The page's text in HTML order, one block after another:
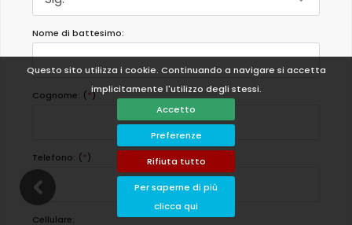
Questo sito utilizza i cookie. Continuando a navigare si accetta
implicitamente l'utilizzo degli stessi.
Accetto
Preferenze
Rifiuta tutto
Per saperne di più
clicca qui
Nome di battesimo:
Cognome: (*)
Telefono: (*)
Cellulare: